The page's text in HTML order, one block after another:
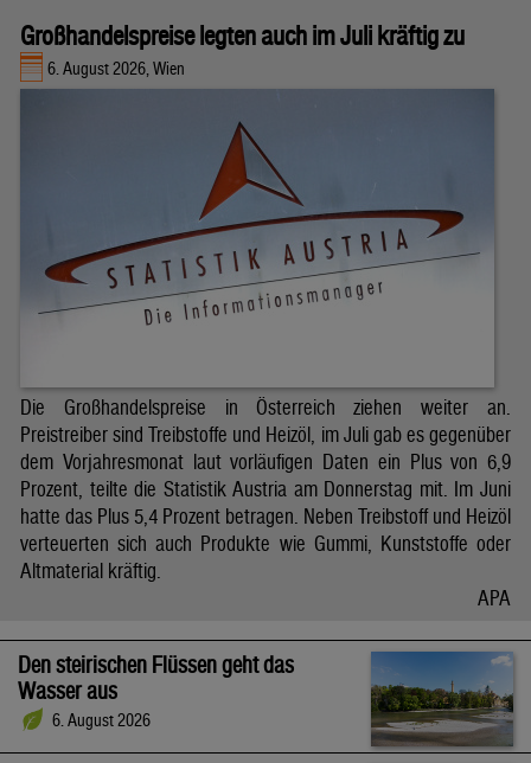
Großhandelspreise legten auch im Juli kräftig zu
6. August 2026, Wien
Die Großhandelspreise in Österreich ziehen weiter an.
Preistreiber sind Treibstoffe und Heizöl, im Juli gab es gegenüber
dem Vorjahresmonat laut vorläufigen Daten ein Plus von 6,9
Prozent, teilte die Statistik Austria am Donnerstag mit. Im Juni
hatte das Plus 5,4 Prozent betragen. Neben Treibstoff und Heizöl
verteuerten sich auch Produkte wie Gummi, Kunststoffe oder
Altmaterial kräftig.
APA
Den steirischen Flüssen geht das
Wasser aus
6. August 2026